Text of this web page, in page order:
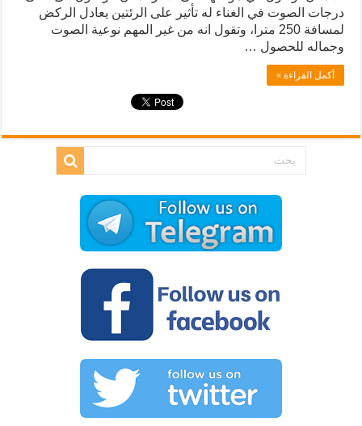
درجات الصوت في الغناء له تأثير على الرئتين يعادل الركض
لمسافة 250 مترا، وتقول انه من غير المهم نوعية الصوت
وجماله للحصول …
أكمل القراءة »